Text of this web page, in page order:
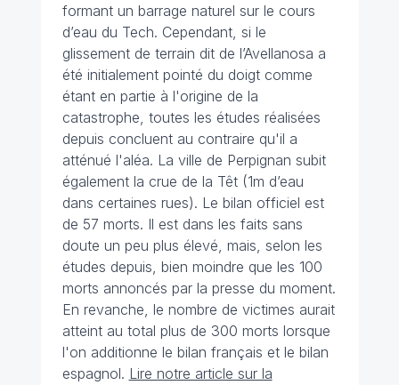
formant un barrage naturel sur le cours
d’eau du Tech. Cependant, si le
glissement de terrain dit de l’Avellanosa a
été initialement pointé du doigt comme
étant en partie à l'origine de la
catastrophe, toutes les études réalisées
depuis concluent au contraire qu'il a
atténué l'aléa. La ville de Perpignan subit
également la crue de la Têt (1m d’eau
dans certaines rues). Le bilan officiel est
de 57 morts. Il est dans les faits sans
doute un peu plus élevé, mais, selon les
études depuis, bien moindre que les 100
morts annoncés par la presse du moment.
En revanche, le nombre de victimes aurait
atteint au total plus de 300 morts lorsque
l'on additionne le bilan français et le bilan
espagnol. Lire notre article sur la